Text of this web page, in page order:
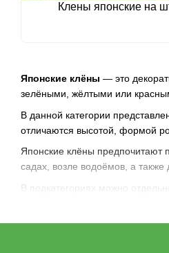
Японские клёны — это
зелёными, жёлтыми или
В данной категории
отличаются высотой, формой
Японские клёны предпочитают
садах, возле водоёмов, а
В подкатегориях можно
Клены японские на